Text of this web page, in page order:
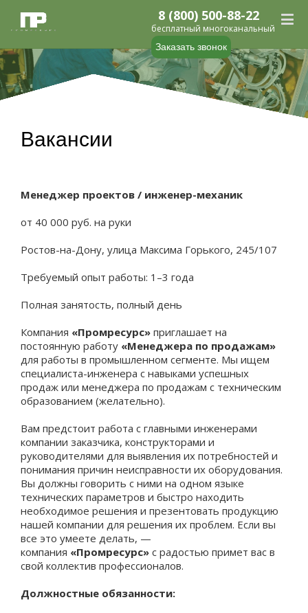
Заказать звонок
8 (800) 500-88-22
бесплатный многоканальный
Вакансии
Менеджер проектов / инженер-механик
от 40 000 руб. на руки
Ростов-на-Дону, улица Максима Горького, 245/107
Требуемый опыт работы: 1–3 года
Полная занятость, полный день
Компания «Промресурс» приглашает на
постоянную работу «Менеджера по продажам»
для работы в промышленном сегменте. Мы ищем
специалиста-инженера с навыками успешных
продаж или менеджера по продажам с техническим
образованием (желательно).
Вам предстоит работа с главными инженерами
компании заказчика, конструкторами и
руководителями для выявления их потребностей и
понимания причин неисправности их оборудования.
Вы должны говорить с ними на одном языке
технических параметров и быстро находить
необходимое решения и презентовать продукцию
нашей компании для решения их проблем. Если вы
все это умеете делать, —
компания «Промресурс» с радостью примет вас в
свой коллектив профессионалов.
Должностные обязанности: